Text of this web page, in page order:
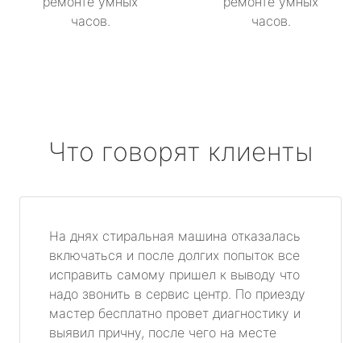
часов.
часов.
Что говорят клиенты
На днях стиральная машина отказалась
включаться и после долгих попыток все
исправить самому пришел к выводу что
надо звонить в сервис центр. По приезду
мастер бесплатно провет диагностику и
выявил причну, после чего на месте